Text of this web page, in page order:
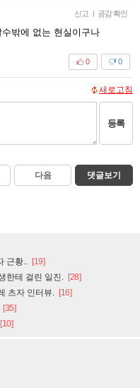
신고 | 공감 확인
밖에 없는 현실이구나
0
0
새로고침
등록
다음 댓글보기
근황.. [19]
한테 걸린 일진. [28]
츠자 인터뷰. [16]
[35]
[10]